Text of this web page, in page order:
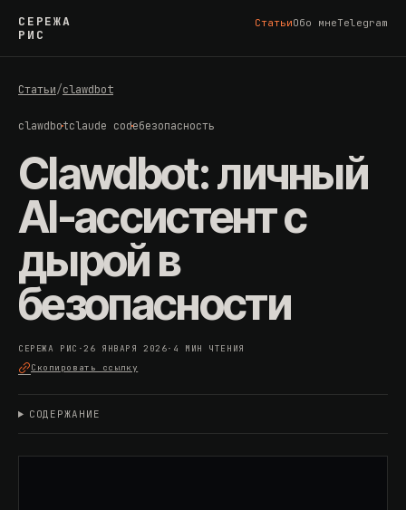
СЕРЕЖА
РИС
СтатьиОбо мнеTelegram
Статьи/clawdbot
clawdbotclaude codeбезопасность
Clawdbot: личный
AI-ассистент с
дырой в
безопасности
СЕРЕЖА РИС ·26 ЯНВАРЯ 2026· 4 МИН ЧТЕНИЯ
Скопировать ссылку
СОДЕРЖАНИЕ